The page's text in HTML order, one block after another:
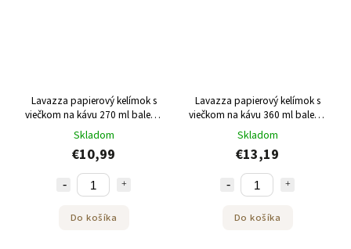
Lavazza papierový kelímok s
viečkom na kávu 270 ml balenie
50 ks
Skladom
€10,99
Do košíka
Lavazza papierový kelímok s
viečkom na kávu 360 ml balenie
50 ks
Skladom
€13,19
Do košíka